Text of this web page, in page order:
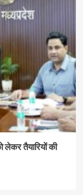
लेकर तैयारियों की